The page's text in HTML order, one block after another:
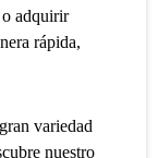
o adquirir
rápida,
variedad
nuestro